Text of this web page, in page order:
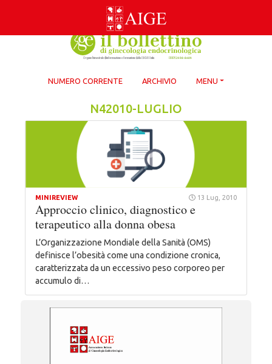
NUMERO CORRENTE ARCHIVIO MENU
N42010-LUGLIO
MINIREVIEW 13 Lug, 2010
Approccio clinico, diagnostico e
terapeutico alla donna obesa
L’Organizzazione Mondiale della Sanità (OMS)
definisce l’obesità come una condizione cronica,
caratterizzata da un eccessivo peso corporeo per
accumulo di…